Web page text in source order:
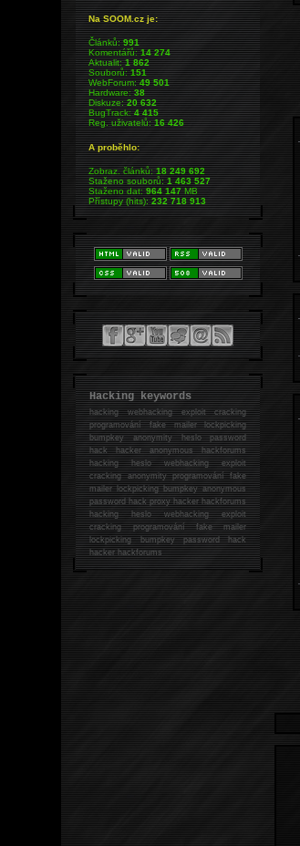
Na SOOM.cz je:
Článků:991
Komentářů:14 274
Aktualit:1 862
Souborů:151
WebForum:49 501
Hardware:38
Diskuze:20 632
BugTrack:4 415
Reg. uživatelů:16 426
A proběhlo:
Zobraz. článků:18 249 692
Staženo souborů:1 463 527
Staženo dat:964 147MB
Přístupy (hits):232 718 913
Hacking keywords
hackingwebhacking exploit cracking
programování fake mailer lockpicking
bumpkey anonymity heslo password
hackhacker anonymous hackforums
hackingheslo webhacking exploit
cracking anonymity programování fake
mailer lockpicking bumpkey anonymous
password hack proxy hacker hackforums
hacking heslo webhacking exploit
cracking programování fake mailer
lockpicking bumpkey password hack
hackerhackforums